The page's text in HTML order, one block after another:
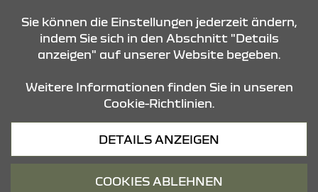
STANDORTE
Datenschutz
Sie können die Einstellungen jederzeit ändern,
indem Sie sich in den Abschnitt "Details
anzeigen" auf unserer Website begeben.
Weitere Informationen finden Sie in unseren
Cookie-Richtlinien.
DETAILS ANZEIGEN
COOKIES ABLEHNEN